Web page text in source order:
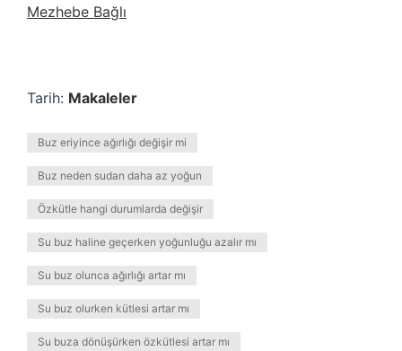
Mezhebe Bağlı
Tarih: Makaleler
Buz eriyince ağırlığı değişir mi
Buz neden sudan daha az yoğun
Özkütle hangi durumlarda değişir
Su buz haline geçerken yoğunluğu azalır mı
Su buz olunca ağırlığı artar mı
Su buz olurken kütlesi artar mı
Su buza dönüşürken özkütlesi artar mı